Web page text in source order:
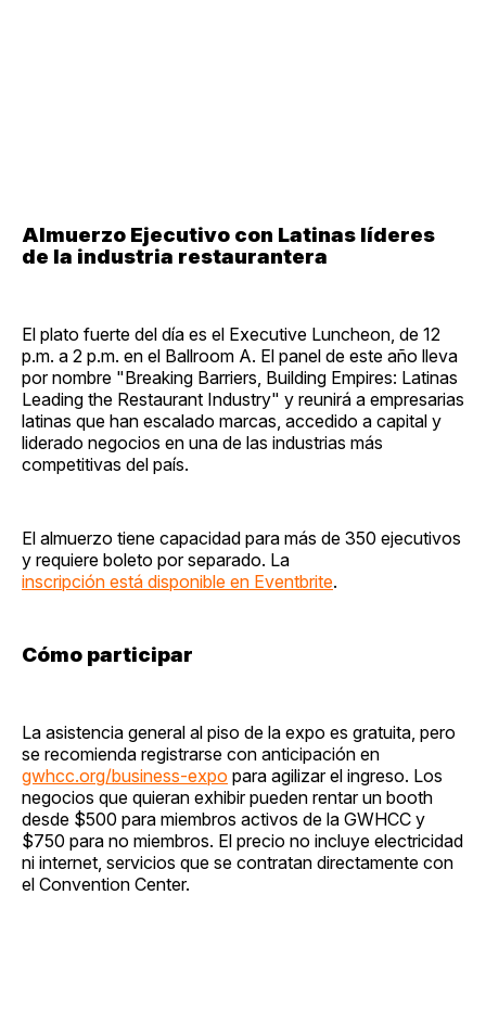
Almuerzo Ejecutivo con Latinas líderes
de la industria restaurantera
El plato fuerte del día es el Executive Luncheon, de 12
p.m. a 2 p.m. en el Ballroom A. El panel de este año lleva
por nombre "Breaking Barriers, Building Empires: Latinas
Leading the Restaurant Industry" y reunirá a empresarias
latinas que han escalado marcas, accedido a capital y
liderado negocios en una de las industrias más
competitivas del país.
El almuerzo tiene capacidad para más de 350 ejecutivos
y requiere boleto por separado. La
inscripción está disponible en Eventbrite.
Cómo participar
La asistencia general al piso de la expo es gratuita, pero
se recomienda registrarse con anticipación en
gwhcc.org/business-expo para agilizar el ingreso. Los
negocios que quieran exhibir pueden rentar un booth
desde $500 para miembros activos de la GWHCC y
$750 para no miembros. El precio no incluye electricidad
ni internet, servicios que se contratan directamente con
el Convention Center.